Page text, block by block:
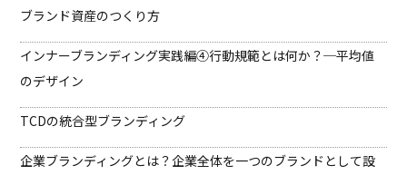
ブランド資産のつくり方
インナーブランディング実践編④行動規範とは何か？─平均値
のデザイン
TCDの統合型ブランディング
企業ブランディングとは？企業全体を一つのブランドとして設